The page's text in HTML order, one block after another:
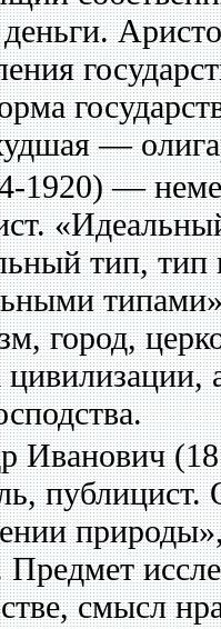
—
1920) —
тип, тип
город,
Иванович
смысл